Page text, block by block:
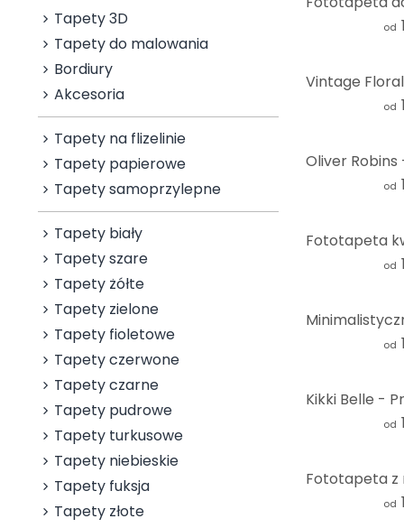
Tapety 3D
Tapety do malowania
Bordiury
Akcesoria
Tapety na flizelinie
Tapety papierowe
Tapety samoprzylepne
Tapety biały
Tapety szare
Tapety żółte
Tapety zielone
Tapety fioletowe
Tapety czerwone
Tapety czarne
Tapety pudrowe
Tapety turkusowe
Tapety niebieskie
Tapety fuksja
Tapety złote
od
od
od
od
od
od
od